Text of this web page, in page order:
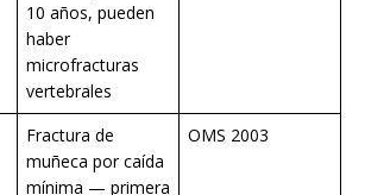
10 años, pueden
haber
microfracturas
vertebrales
Fractura de
muñeca por caída
mínima — primera
OMS 2003